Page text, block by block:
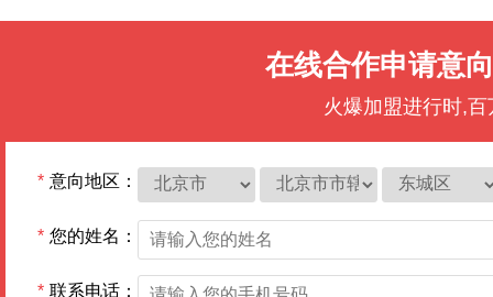
在线合作申请意
火爆加盟进行时,
* 意向地区：
* 您的姓名：
* 联系电话：